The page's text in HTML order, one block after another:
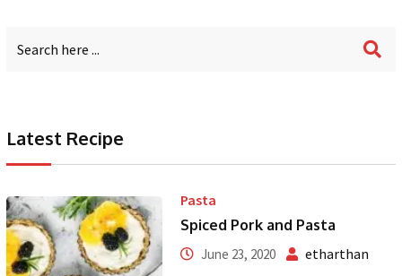
Latest Recipe
Pasta
Spiced Pork and Pasta
June 23, 2020 etharthan